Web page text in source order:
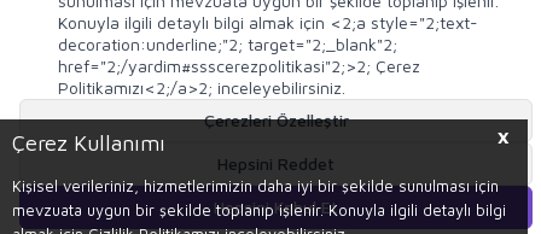
X
Çerez Kullanımı
Kişisel verileriniz, hizmetlerimizin daha iyi bir şekilde sunulması için
mevzuata uygun bir şekilde toplanıp işlenir. Konuyla ilgili detaylı bilgi
Sepete Ekle
E-TicaretSistemleriyle Hazırlanmıştır.
Konuyla ilgili detaylı bilgi almak için <2;a style="2;text-
decoration:underline;"2; target="2;_blank"2;
href="2;/yardim#ssscerezpolitikasi"2;>2; Çerez
Politikamızı<2;/a>2; inceleyebilirsiniz.
Çerezleri Özelleştir
Hepsini Reddet
Hepsini Kabul Et